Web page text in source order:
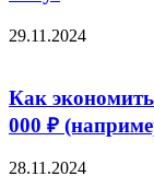
29.11.2024
Как
000 ₽
28.11.2024